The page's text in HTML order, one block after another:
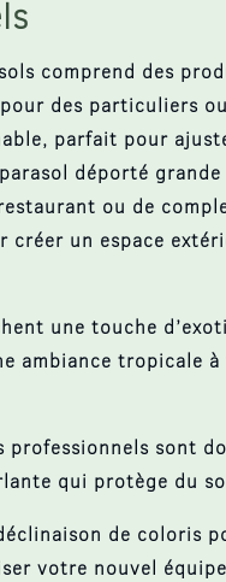
comprend des
des particuliers
, parfait pour
parasol déporté
ou de
créer un espace
une touche
ambiance tropicale
professionnels sont
qui protège du
de coloris
votre nouvel